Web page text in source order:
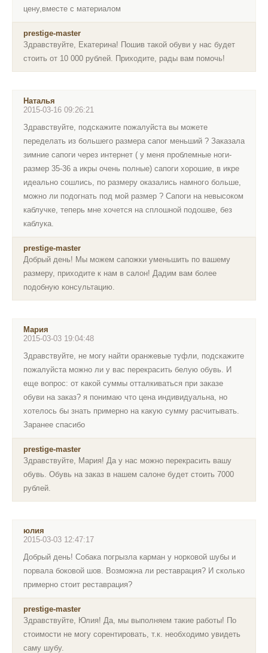
цену,вместе с материалом
prestige-master
Здравствуйте, Екатерина! Пошив такой обуви у нас будет
стоить от 10 000 рублей. Приходите, рады вам помочь!
Наталья
2015-03-16 09:26:21
Здравствуйте, подскажите пожалуйста вы можете
переделать из большего размера сапог меньший ? Заказала
зимние сапоги через интернет ( у меня проблемные ноги-
размер 35-36 а икры очень полные) сапоги хорошие, в икре
идеально сошлись, по размеру оказались намного больше,
можно ли подогнать под мой размер ? Сапоги на невысоком
каблучке, теперь мне хочется на сплошной подошве, без
каблука.
prestige-master
Добрый день! Мы можем сапожки уменьшить по вашему
размеру, приходите к нам в салон! Дадим вам более
подобную консультацию.
Мария
2015-03-03 19:04:48
Здравствуйте, не могу найти оранжевые туфли, подскажите
пожалуйста можно ли у вас перекрасить белую обувь. И
еще вопрос: от какой суммы отталкиваться при заказе
обуви на заказ? я понимаю что цена индивидуальна, но
хотелось бы знать примерно на какую сумму расчитывать.
Заранее спасибо
prestige-master
Здравствуйте, Мария! Да у нас можно перекрасить вашу
обувь. Обувь на заказ в нашем салоне будет стоить 7000
рублей.
юлия
2015-03-03 12:47:17
Добрый день! Собака погрызла карман у норковой шубы и
порвала боковой шов. Возможна ли реставрация? И сколько
примерно стоит реставрация?
prestige-master
Здравствуйте, Юлия! Да, мы выполняем такие работы! По
стоимости не могу сорентировать, т.к. необходимо увидеть
саму шубу.